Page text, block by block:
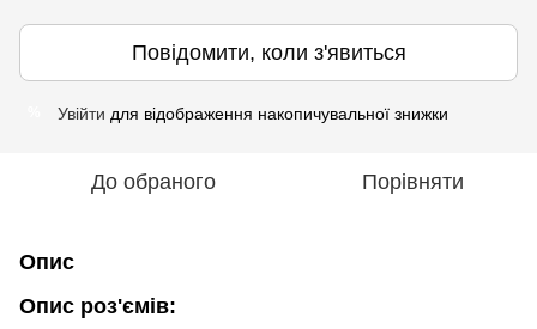
Повідомити, коли з'явиться
Увійти для відображення накопичувальної знижки
До обраного Порівняти
Опис
Опис роз'ємів: